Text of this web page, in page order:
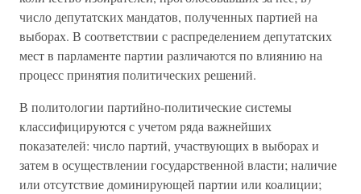
число депутатских мандатов, полученных партией на
выборах. В соответствии с распределением депутатских
мест в парламенте партии различаются по влиянию на
процесс принятия политических решений.
В политологии партийно-политические системы
классифицируются с учетом ряда важнейших
показателей: число партий, участвующих в выборах и
затем в осуществлении государственной власти; наличие
или отсутствие доминирующей партии или коалиции;